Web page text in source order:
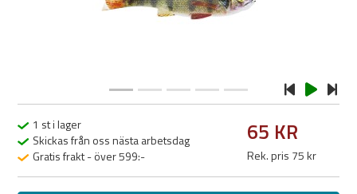
1 st i lager
Skickas från oss nästa arbetsdag
Gratis frakt - över 599:-
65 KR
Rek. pris 75 kr